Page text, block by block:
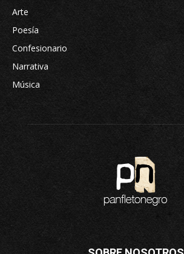
Arte
Poesía
Confesionario
Narrativa
Música